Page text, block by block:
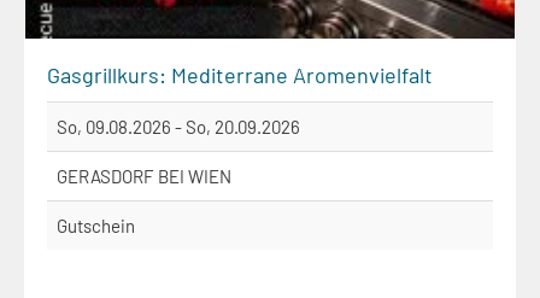
Gasgrillkurs: Mediterrane Aromenvielfalt
So, 09.08.2026 - So, 20.09.2026
GERASDORF BEI WIEN
Gutschein